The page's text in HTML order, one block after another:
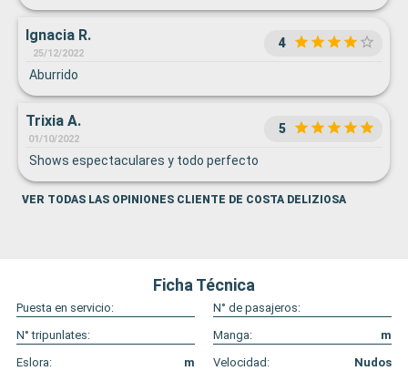
Ignacia R.
25/12/2022
4
Aburrido
Trixia A.
01/10/2022
5
Shows espectaculares y todo perfecto
VER TODAS LAS OPINIONES CLIENTE DE COSTA DELIZIOSA
Ficha Técnica
Puesta en servicio:
N° de pasajeros:
N° tripunlates:
Manga:
m
Eslora:
m Velocidad: Nudos